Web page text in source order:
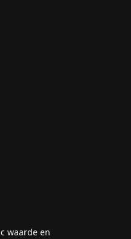
waarde en